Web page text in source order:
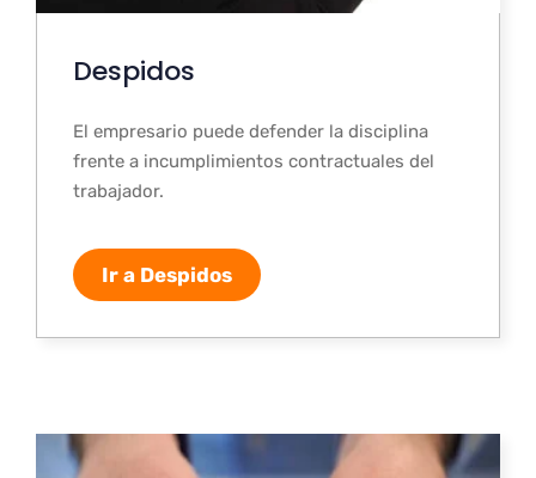
Despidos
El empresario puede defender la disciplina
frente a incumplimientos contractuales del
trabajador.
Ir a Despidos